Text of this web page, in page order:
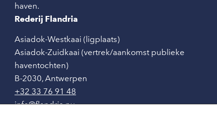
haven.
Rederij Flandria
Asiadok-Westkaai (ligplaats)
Asiadok-Zuidkaai (vertrek/aankomst publieke
haventochten)
B-2030, Antwerpen
+32 33 76 91 48
info@flandria.nu